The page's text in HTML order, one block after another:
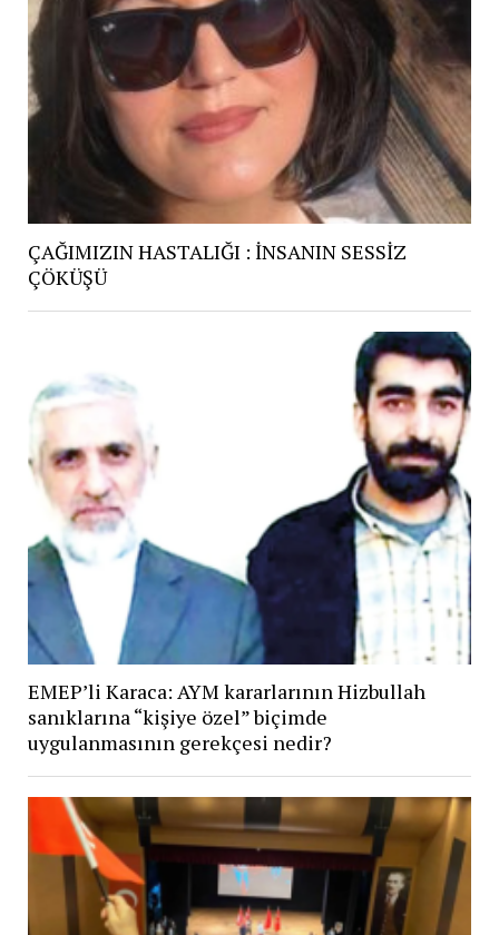
ÇAĞIMIZIN HASTALIĞI : İNSANIN SESSİZ
ÇÖKÜŞÜ
EMEP’li Karaca: AYM kararlarının Hizbullah
sanıklarına “kişiye özel” biçimde
uygulanmasının gerekçesi nedir?